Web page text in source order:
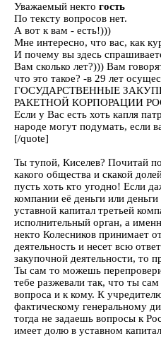
Уважаемый некто гость
По тексту вопросов нет.
А вот к вам - есть!)))
Мне интересно, что вас, как
И почему вы здесь
Вам сколько лет?))) Вам
что это такое? -в 29 лет
ГОСУДАРСТВЕННЫЕ
РАКЕТНОЙ КОРПОРАЦИИ
Если у Вас есть хоть капля
народе могут подумать, если
[/quote]
Ты тупой, Киселев? Почитай
какого общества и скакой
пусть хоть кто угодно! Если
компании её деньги или
уставной капитал третьей
исполнительный орган, а
некто Колесников принимает
деятельность и несет всю
закупочной деятельности, то
Ты сам то можешь
тебе разжевали так, что ты
вопроса и к кому. К
фактическому генеральному
тогда не задаешь вопросы к
имеет долю в уставном